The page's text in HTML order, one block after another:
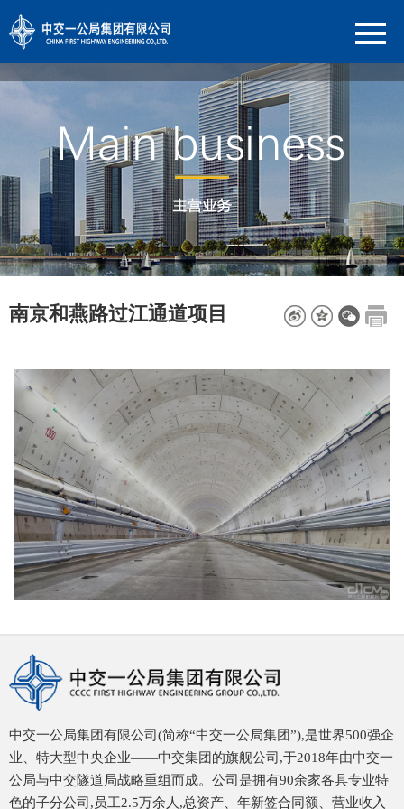
南京和燕路过江通道项目
中交一公局集团有限公司(简称“中交一公局集团”),是世界500强企
业、特大型中央企业——中交集团的旗舰公司,于2018年由中交一
公局与中交隧道局战略重组而成。公司是拥有90余家各具专业特
色的子分公司,员工2.5万余人,总资产、年新签合同额、营业收入